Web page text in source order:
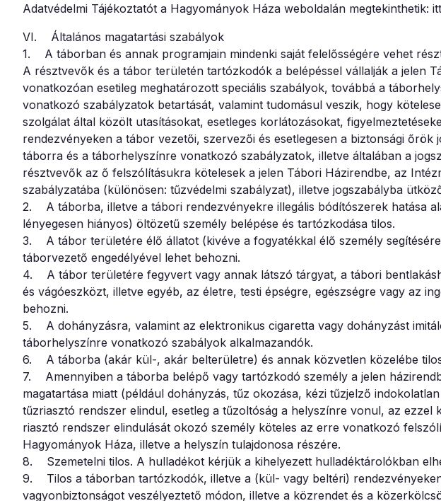
Adatvédelmi Tájékoztatót a Hagyományok Háza weboldalán megtekinthetik:
VI. Általános magatartási szabályok
1. A táborban és annak programjain mindenki saját felelősségére vehet
A résztvevők és a tábor területén tartózkodók a belépéssel vállalják a jelen
vonatkozóan esetileg meghatározott speciális szabályok, továbbá a
vonatkozó szabályzatok betartását, valamint tudomásul veszik, hogy
szolgálat által közölt utasításokat, esetleges korlátozásokat,
rendezvényeken a tábor vezetői, szervezői és esetlegesen a biztonsági őrök
táborra és a táborhelyszínre vonatkozó szabályzatok, illetve általában a
résztvevők az ő felszólításukra kötelesek a jelen Tábori Házirendbe, az
szabályzatába (különösen: tűzvédelmi szabályzat), illetve jogszabályba
2. A táborba, illetve a tábori rendezvényekre illegális bódítószerek hatása
lényegesen hiányos) öltözetű személy belépése és tartózkodása tilos.
3. A tábor területére élő állatot (kivéve a fogyatékkal élő személy
táborvezető engedélyével lehet behozni.
4. A tábor területére fegyvert vagy annak látszó tárgyat, a tábori
és vágóeszközt, illetve egyéb, az életre, testi épségre, egészségre vagy az
behozni.
5. A dohányzásra, valamint az elektronikus cigaretta vagy dohányzást
táborhelyszínre vonatkozó szabályok alkalmazandók.
6. A táborba (akár kül-, akár belterületre) és annak közvetlen közelébe
7. Amennyiben a táborba belépő vagy tartózkodó személy a jelen
magatartása miatt (például dohányzás, tűz okozása, kézi tűzjelző
tűzriasztó rendszer elindul, esetleg a tűzoltóság a helyszínre vonul, az ezzel
riasztó rendszer elindulását okozó személy köteles az erre vonatkozó
Hagyományok Háza, illetve a helyszín tulajdonosa részére.
8. Szemetelni tilos. A hulladékot kérjük a kihelyezett hulladéktárolókban
9. Tilos a táborban tartózkodók, illetve a (kül- vagy beltéri)
vagyonbiztonságot veszélyeztető módon, illetve a közrendet és a